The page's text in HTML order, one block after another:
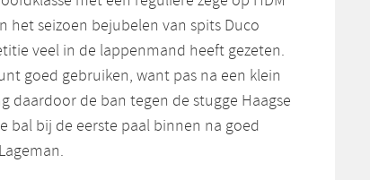
het seizoen bejubelen van spits Duco
veel in de lappenmand heeft gezeten.
goed gebruiken, want pas na een klein
daardoor de ban tegen de stugge Haagse
bal bij de eerste paal binnen na goed